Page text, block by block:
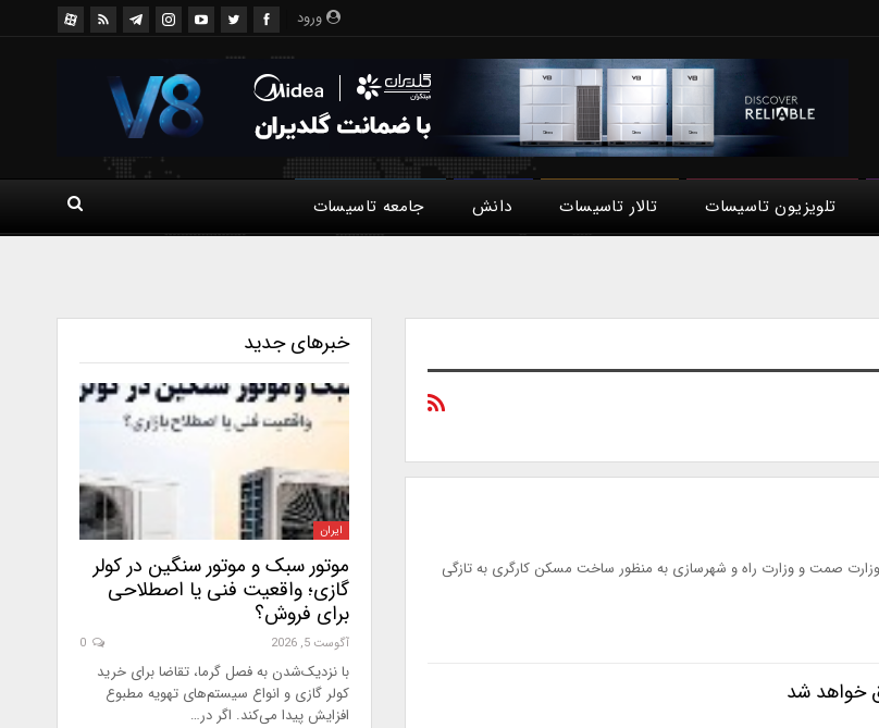
ورود
تلویزیون تاسیسات تالار تاسیسات دانش جامعه تاسیسات
صمت و وزارت راه و شهرسازی به منظور ساخت مسکن کارگری به تازگی
خواهد شد
خبرهای جدید
ایران
موتور سبک و موتور سنگین در کولر
گازی؛ واقعیت فنی یا اصطلاحی
برای فروش؟
آگوست 5, 2026
با نزدیک‌شدن به فصل گرما، تقاضا برای خرید
کولر گازی و انواع سیستم‌های تهویه مطبوع
افزایش پیدا می‌کند. اگر در…